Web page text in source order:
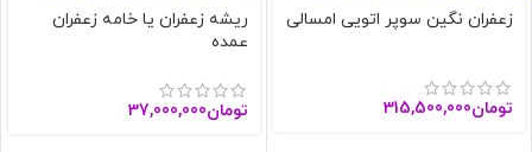
زعفران نگین سوپر اتویی امسالی
تومان315,500,000
ریشه زعفران یا خامه زعفران
عمده
تومان37,000,000